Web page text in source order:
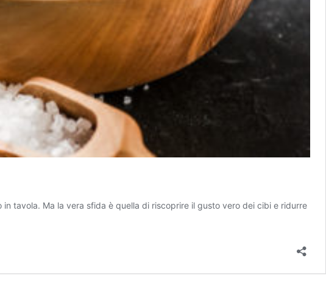
tavola. Ma la vera sfida è quella di riscoprire il gusto vero dei cibi e ridurre